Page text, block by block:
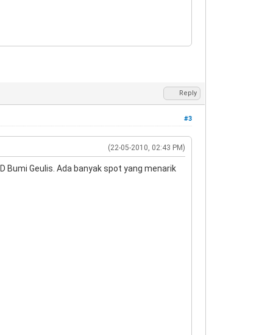
Reply
#3
(22-05-2010, 02:43 PM)
Bumi Geulis. Ada banyak spot yang menarik